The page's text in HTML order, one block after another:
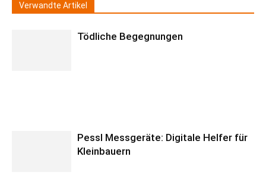
Verwandte Artikel
Tödliche Begegnungen
Pessl Messgeräte: Digitale Helfer für
Kleinbauern